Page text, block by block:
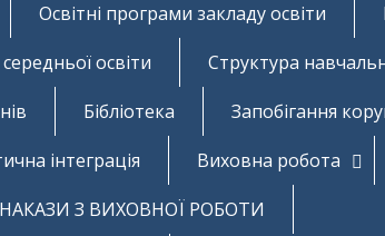
Освітні програми закладу освіти
освіти Структура
Бібліотека
Запобігання
інтеграція
Виховна робота
НАКАЗИ З ВИХОВНОЇ РОБОТИ